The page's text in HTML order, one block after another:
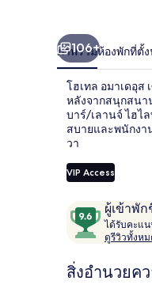
106+
ภาพรวมห้องพักที่ตั้ง
โฮเทล อมาเดอุส
หลังจากสนุกสนา
บาร์/เลานจ์ ไฮไ
สบายและพนักงา
วา
VIP Access
รีวิว ผู้เข้าพั
9.6
จาก
10,
เข้า
ได้รับคะแ
ดูรีวิวทั้งหม
สิ่งอำนวยค